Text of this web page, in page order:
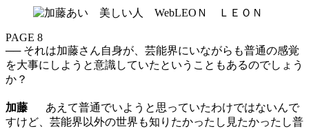
PAGE 8
── それは加藤さん自身が、芸能界にいながらも普通の感覚
を大事にしようと意識していたということもあるのでしょう
か？
加藤 あえて普通でいようと思っていたわけではないんで
すけど、芸能界以外の世界も知りたかったし見たかったし普